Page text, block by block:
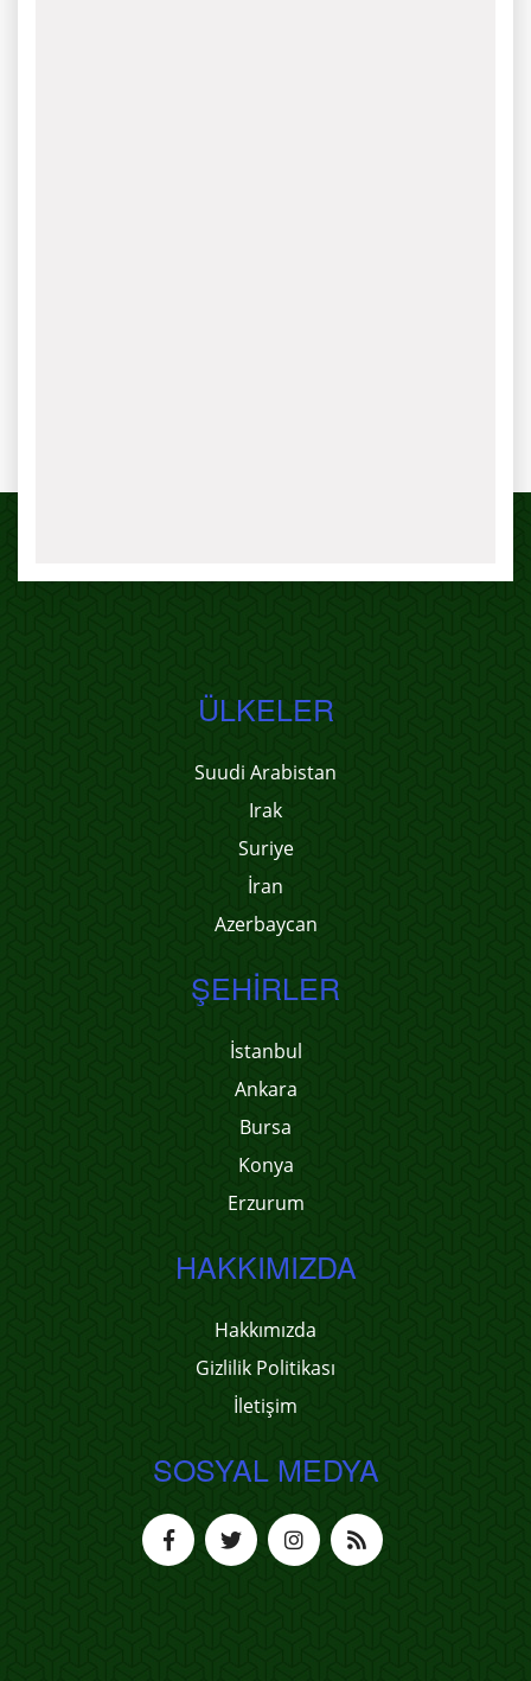
ÜLKELER
Suudi Arabistan
Irak
Suriye
İran
Azerbaycan
ŞEHIRLER
İstanbul
Ankara
Bursa
Konya
Erzurum
HAKKIMIZDA
Hakkımızda
Gizlilik Politikası
İletişim
SOSYAL MEDYA